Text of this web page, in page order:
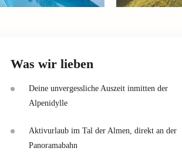
Was wir lieben
Deine unvergessliche Auszeit inmitten der
Alpenidylle
Aktivurlaub im Tal der Almen, direkt an der
Panoramabahn